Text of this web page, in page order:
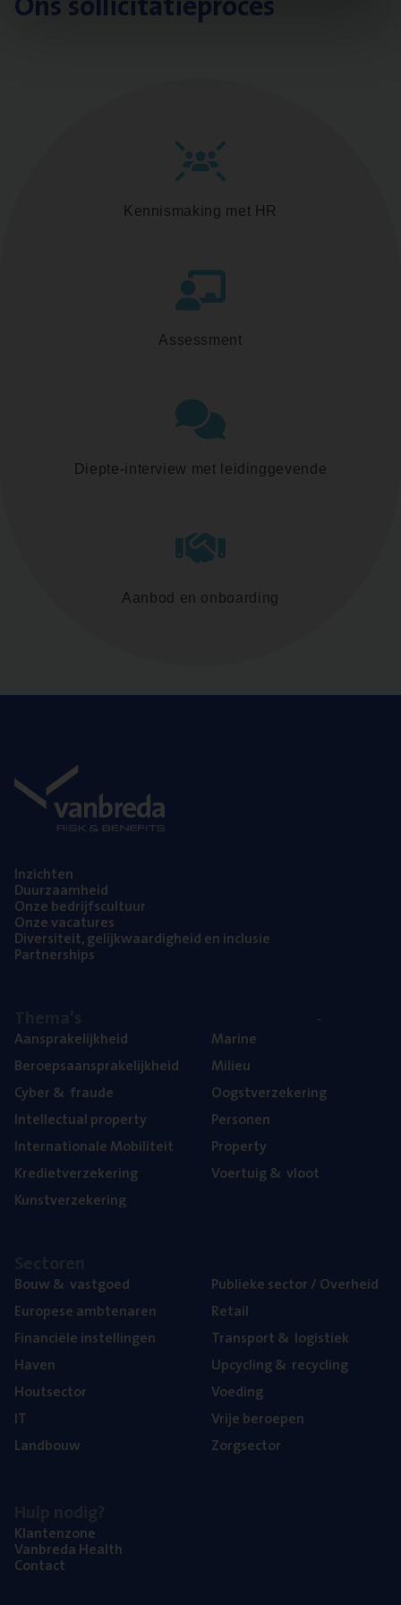
Kennismaking met HR
Assessment
Diepte-interview met leidinggevende
Aanbod en onboarding
Inzich­ten
Duur­zaam­heid
Onze bedrijfs­cul­tuur
Onze vaca­tu­res
Diver­si­teit, gelijk­waar­dig­heid en inclusie
Part­ner­ships
Aan­spra­ke­lijk­heid
Beroeps­aan­spra­ke­lijk­heid
Cyber& fraude
Intel­lec­tu­al property
Inter­na­ti­o­na­le Mobiliteit
Kre­diet­ver­ze­ke­ring
Kunst­ver­ze­ke­ring
Mari­ne
Mili­eu
Oogst­ver­ze­ke­ring
Per­so­nen
Pro­per­ty
Voer­tuig& vloot
Bouw& vastgoed
Euro­pe­se ambtenaren
Finan­ci­ë­le instellingen
Haven
Hout­sec­tor
IT
Land­bouw
Publie­ke sec­tor / Overheid
Retail
Trans­port& logistiek
Upcy­cling& recycling
Voe­ding
Vrije beroe­pen
Zorg­sec­tor
Klan­ten­zo­ne
Van­b­re­da Health
Con­tact